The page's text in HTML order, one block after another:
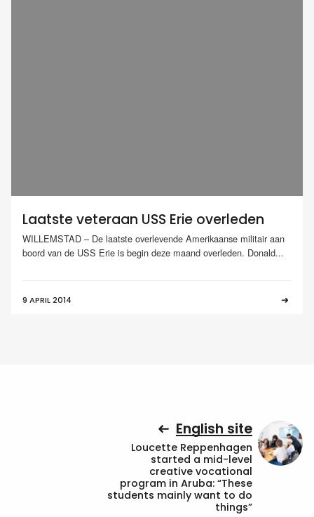
Laatste veteraan USS Erie overleden
WILLEMSTAD – De laatste overlevende Amerikaanse militair aan
boord van de USS Erie is begin deze maand overleden. Donald...
9 APRIL 2014
English site
Loucette Reppenhagen
started a mid-level
creative vocational
program in Aruba: “These
students mainly want to do
things”